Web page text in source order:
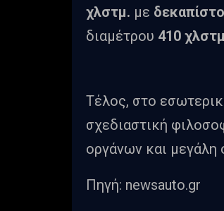
χλστμ. με
διαμέτρου 410
Τέλος, στο
σχεδιαστική
οργάνων και
Πηγή: newsauto.gr